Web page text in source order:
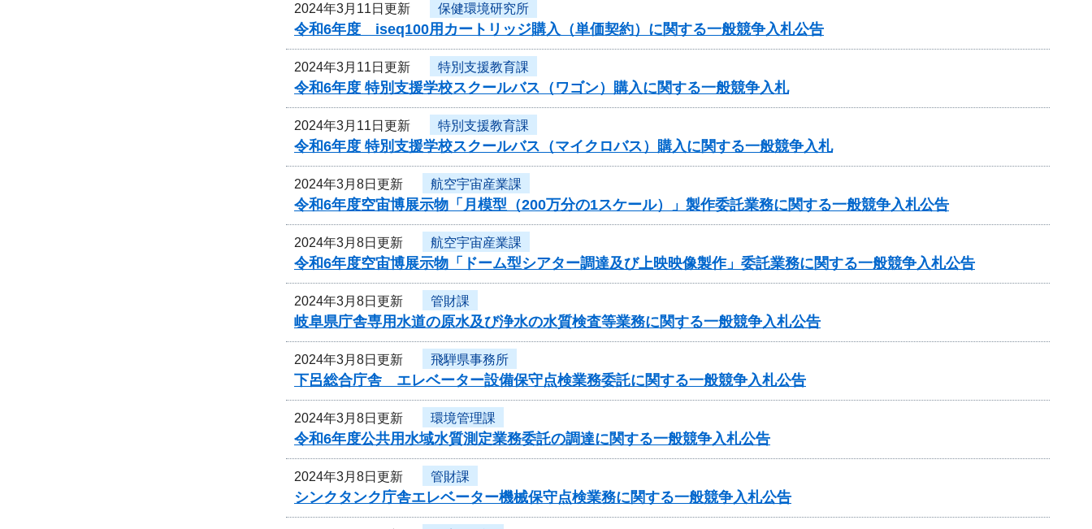
2024年3月11日更新 保健環境研究所
令和6年度 iseq100用カートリッジ購入（単価契約）に関する一般競争入札公告
2024年3月11日更新 特別支援教育課
令和6年度 特別支援学校スクールバス（ワゴン）購入に関する一般競争入札
2024年3月11日更新 特別支援教育課
令和6年度 特別支援学校スクールバス（マイクロバス）購入に関する一般競争入札
2024年3月8日更新 航空宇宙産業課
令和6年度空宙博展示物「月模型（200万分の1スケール）」製作委託業務に関する一般競争入札公告
2024年3月8日更新 航空宇宙産業課
令和6年度空宙博展示物「ドーム型シアター調達及び上映映像製作」委託業務に関する一般競争入札公告
2024年3月8日更新 管財課
岐阜県庁舎専用水道の原水及び浄水の水質検査等業務に関する一般競争入札公告
2024年3月8日更新 飛騨県事務所
下呂総合庁舎 エレベーター設備保守点検業務委託に関する一般競争入札公告
2024年3月8日更新 環境管理課
令和6年度公共用水域水質測定業務委託の調達に関する一般競争入札公告
2024年3月8日更新 管財課
シンクタンク庁舎エレベーター機械保守点検業務に関する一般競争入札公告